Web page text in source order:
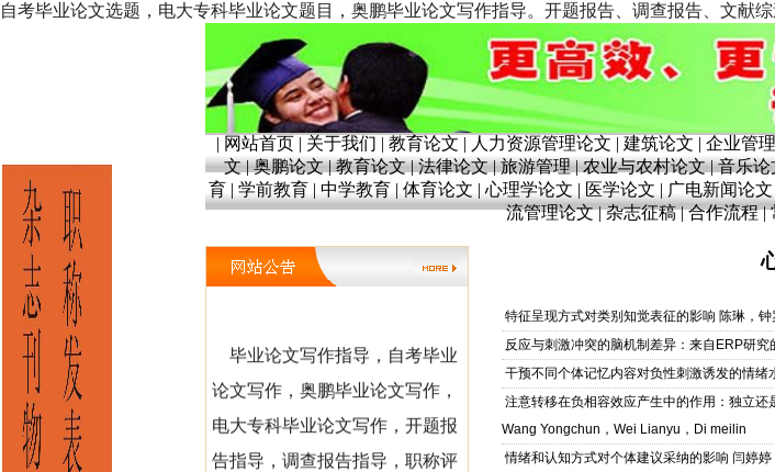
自考毕业论文选题，电大专科毕业论文题目，奥鹏毕业论文写作指导。开题报告、调查报告、文献
| 网站首页 | 关于我们 | 教育论文 | 人力资源管理论文 | 建筑论文 | 企业管
文|奥鹏论文|教育论文|法律论文|旅游管理|农业与农村论文|音乐论
育 | 学前教育 | 中学教育 | 体育论文 | 心理学论文 | 医学论文 | 广电新闻论文
流管理论文|杂志征稿|合作流程|
毕业论文写作指导，自考毕业
论文写作，奥鹏毕业论文写作，
电大专科毕业论文写作，开题报
告指导，调查报告指导，职称评
特征呈现方式对类别知觉表征的影响 陈琳，
反应与刺激冲突的脑机制差异：来自ERP研究
干预不同个体记忆内容对负性刺激诱发的情绪
注意转移在负相容效应产生中的作用：独立还
Wang Yongchun，Wei Lianyu，Di meilin
情绪和认知方式对个体建议采纳的影响 闫婷